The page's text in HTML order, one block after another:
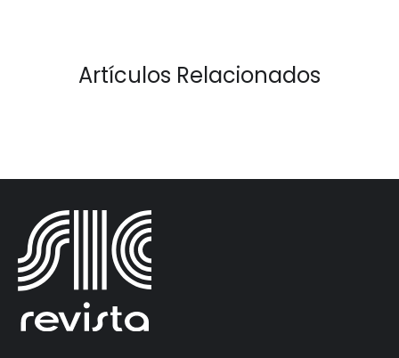
Artículos Relacionados